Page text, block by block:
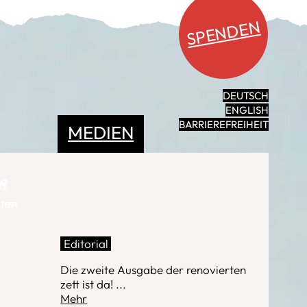
SPENDEN
DEUTSCH
ENGLISH
BARRIEREFREIHEIT
MEDIEN
Editorial
Die zweite Ausgabe der renovierten
zett ist da! ...
Mehr